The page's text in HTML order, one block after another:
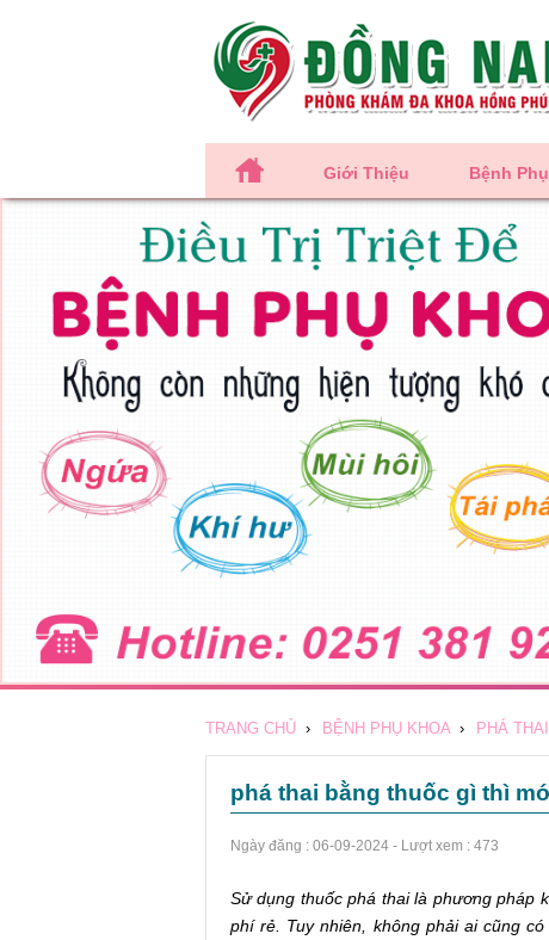
Giới Thiệu Bệnh
TRANG CHỦ › BỆNH PHỤ KHOA › PHÁ
phá thai bằng thuốc gì thì
Ngày đăng : 06-09-2024 - Lượt xem : 473
Sử dụng thuốc phá thai là phương pháp
phí rẻ. Tuy nhiên, không phải ai cũng